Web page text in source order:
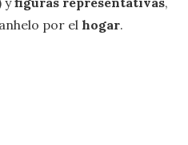
por el hogar.